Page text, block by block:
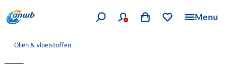
Menu
Oliën & vloeistoffen